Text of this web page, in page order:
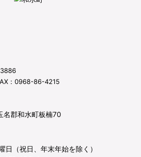
：0968-86-4215
郡和水町板楠70
日（祝日、年末年始を除く）